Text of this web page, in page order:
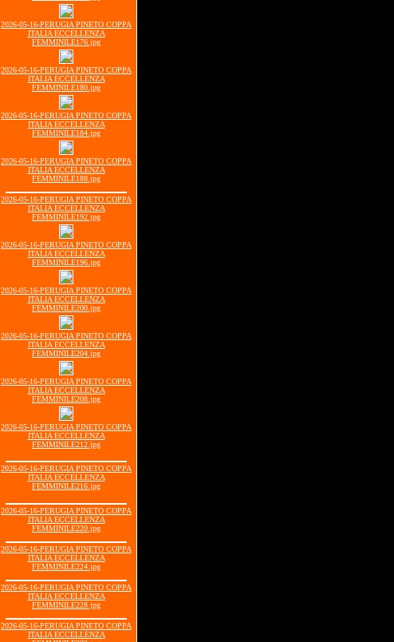
2026-05-16-PERUGIA PINETO COPPA
ITALIA ECCELLENZA
FEMMINILE176.jpg
2026-05-16-PERUGIA PINETO COPPA
ITALIA ECCELLENZA
FEMMINILE180.jpg
2026-05-16-PERUGIA PINETO COPPA
ITALIA ECCELLENZA
FEMMINILE184.jpg
2026-05-16-PERUGIA PINETO COPPA
ITALIA ECCELLENZA
FEMMINILE188.jpg
2026-05-16-PERUGIA PINETO COPPA
ITALIA ECCELLENZA
FEMMINILE192.jpg
2026-05-16-PERUGIA PINETO COPPA
ITALIA ECCELLENZA
FEMMINILE196.jpg
2026-05-16-PERUGIA PINETO COPPA
ITALIA ECCELLENZA
FEMMINILE200.jpg
2026-05-16-PERUGIA PINETO COPPA
ITALIA ECCELLENZA
FEMMINILE204.jpg
2026-05-16-PERUGIA PINETO COPPA
ITALIA ECCELLENZA
FEMMINILE208.jpg
2026-05-16-PERUGIA PINETO COPPA
ITALIA ECCELLENZA
FEMMINILE212.jpg
2026-05-16-PERUGIA PINETO COPPA
ITALIA ECCELLENZA
FEMMINILE216.jpg
2026-05-16-PERUGIA PINETO COPPA
ITALIA ECCELLENZA
FEMMINILE220.jpg
2026-05-16-PERUGIA PINETO COPPA
ITALIA ECCELLENZA
FEMMINILE224.jpg
2026-05-16-PERUGIA PINETO COPPA
ITALIA ECCELLENZA
FEMMINILE228.jpg
2026-05-16-PERUGIA PINETO COPPA
ITALIA ECCELLENZA